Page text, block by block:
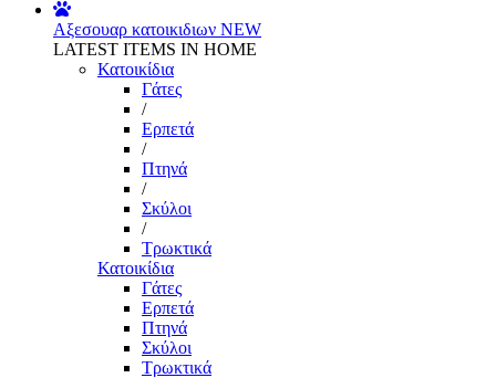
Αξεσουαρ κατοικιδιων NEW
LATEST ITEMS IN HOME
Κατοικίδια
Γάτες
/
Ερπετά
/
Πτηνά
/
Σκύλοι
/
Τρωκτικά
Κατοικίδια
Γάτες
Ερπετά
Πτηνά
Σκύλοι
Τρωκτικά